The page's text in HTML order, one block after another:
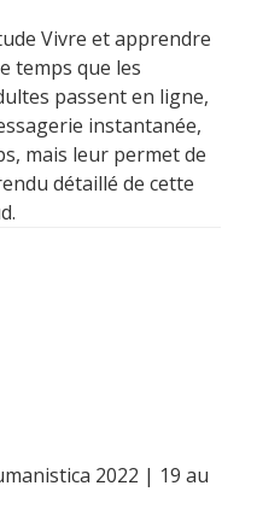
Vivre et apprendre
temps que les
passent en ligne,
instantanée,
mais leur permet de
détaillé de cette
2022 | 19 au